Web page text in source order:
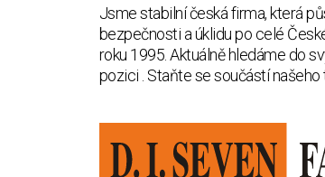
Jsme stabilní česká firma, která
bezpečnosti a úklidu po celé
roku 1995. Aktuálně hledáme do
pozici . Staňte se součástí našeho